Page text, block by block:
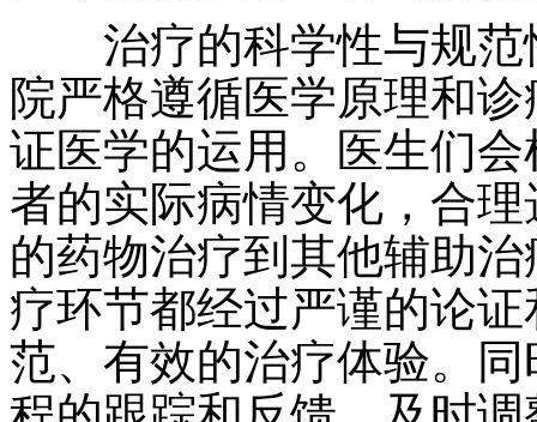
治疗的科学性与规范
院严格遵循医学原理和
证医学的运用。医生们
者的实际病情变化，合
的药物治疗到其他辅助
疗环节都经过严谨的论
范、有效的治疗体验。